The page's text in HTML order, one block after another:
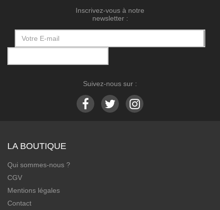
Inscrivez-vous à notre
newsletter :
Suivez-nous sur :
LA BOUTIQUE
Qui sommes-nous ?
CGV
Mentions légales
Contact